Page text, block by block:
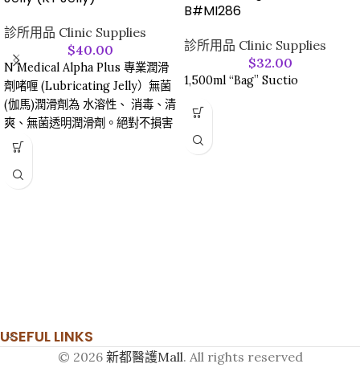
診所用品 Clinic Supplies
$40.00
N Medical Alpha Plus 專業潤滑
劑啫喱 (Lubricating Jelly）無菌
(伽馬)潤滑劑為 水溶性、 消毒、清
爽、無菌透明潤滑劑。絕對不損害
人體組織、 儀器、 適用於各種醫
金屬等。
B#MI286
診所用品 Clinic Supplies
$32.00
1,500ml “Bag” Suctio
USEFUL LINKS
© 2026 新都醫護Mall. All rights reserved